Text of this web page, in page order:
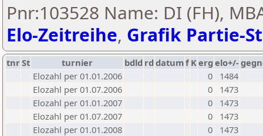
Pnr:103528 Name: DI (FH),
Elo-Zeitreihe, Grafik Partie-
tnrSt turnier bdld rd datumf Kerg elo+/-
Elozahl per 01.01.2006
0
1484
Elozahl per 01.07.2006
0
1473
Elozahl per 01.01.2007
0
1473
Elozahl per 01.07.2007
0
1473
Elozahl per 01.01.2008
0
1473